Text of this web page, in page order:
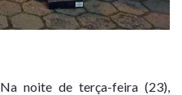
Na noite de terça-feira (23),